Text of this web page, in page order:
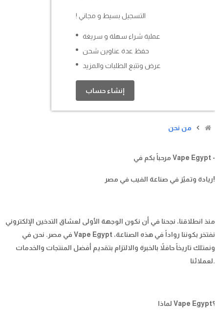
التسجيل بسيط و مجاني !
عملية شراء سهلة و سريغة
حفظ عدة عناوين شحن
عرض وتتبع الطلبات والمزيد
إنشاء حساب
من نحن
مرحباً بكم في Vape Egypt -
ريادة وتميّز في صناعة الفيب في مصر!
منذ انطلاقنا، نجحنا في أن نكون الوجهة الأولى لعشاق التدخين الإلكتروني
في مصر. نحن في Vape Egypt نفتخر بكوننا رواداً في هذه الصناعة،
ونمتلك تاريخاً حافلاً بالخبرة والالتزام بتقديم أفضل المنتجات والخدمات
لعملائنا.
لماذا Vape Egypt؟